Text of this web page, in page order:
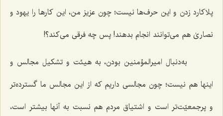
پلاکارد زدن و این حرف‌ها نیست؛ چون عزیز من، این کارها را یهود و
نصاریٰ هم می‌توانند انجام بدهند! پس چه فرقی می‌کند؟!
به‌دنبال امیرالمؤمنین بودن، به هیئت و تشکیل مجالس و
اینها هم نیست؛ چون مجالسی داریم که از این مجالس ما گسترده‌تر
و پرجمعیّت‌تر است و اشتیاق مردم هم نسبت به آنها بیشتر است،